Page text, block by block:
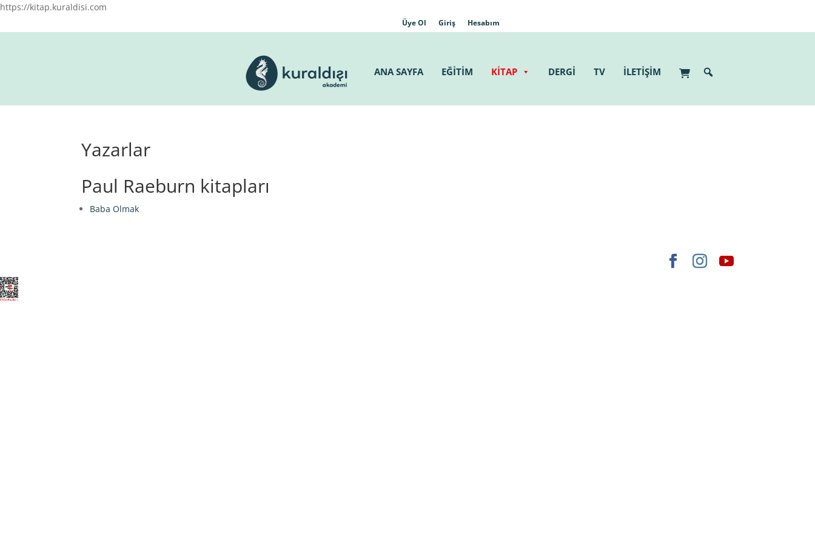
https://kitap.kuraldisi.com
Üye Ol Giriş Hesabım
ANA SAYFA EĞİTİM KİTAP DERGİ TV İLETİŞİM
Yazarlar
Paul Raeburn kitapları
Baba Olmak